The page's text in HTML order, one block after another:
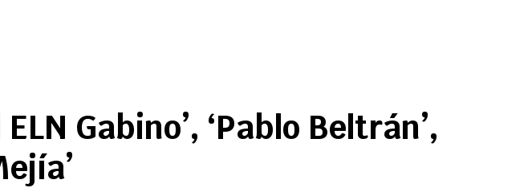
Gabino’, ‘Pablo Beltrán’,